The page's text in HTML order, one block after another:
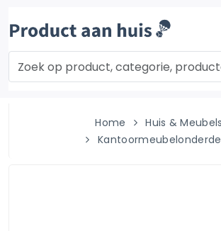
Home
Huis & Meubels